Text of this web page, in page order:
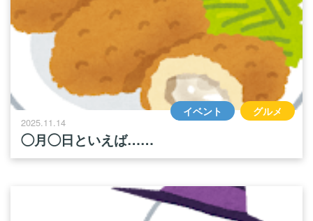
2025.11.14
◯月◯日といえば……
イベント グルメ